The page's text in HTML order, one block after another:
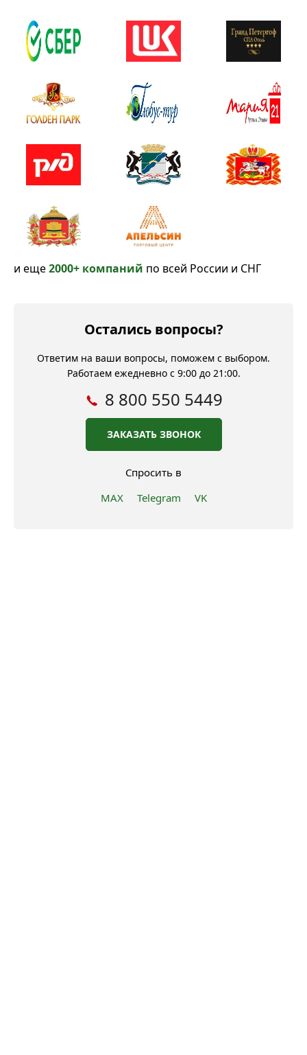
и еще2000+ компаний по всей России и СНГ
Остались вопросы?
Ответим на ваши вопросы, поможем с выбором.
Работаем ежедневно с 9:00 до 21:00.
8 800 550 5449
ЗАКАЗАТЬ ЗВОНОК
Спросить в
MAX
Telegram VK